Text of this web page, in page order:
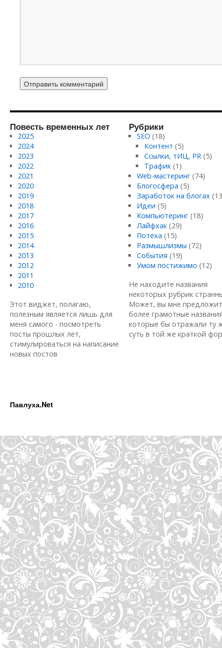
Повесть временных лет
2025
2024
2023
2022
2021
2020
2019
2018
2017
2016
2015
2014
2013
2012
2011
2010
Этот виджет, полагаю,
полезным является лишь для
меня самого - посмотреть
посты прошлых лет,
стимулироваться на написание
новых постов
Рубрики
SEO (18)
Контент (5)
Ссылки, тИЦ, PR (5)
Трафик (1)
Web-мастеринг(74)
Блогосфера (5)
Заработок на блогах
Идеи (5)
Компьютеринг(18)
Лайфхак(29)
Потеха (15)
Размышлизмы (72)
События (19)
Умом постижимо (12)
Не находите названия
некоторых рубрик
Может, вы мне
более грамотные
которые бы отражали ту
суть в той же краткой
Павлуха.Net